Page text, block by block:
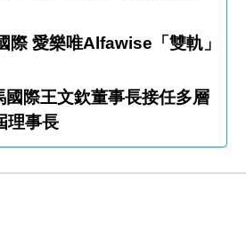
雙軌」
國際王文欽董事長接任多層
理事長